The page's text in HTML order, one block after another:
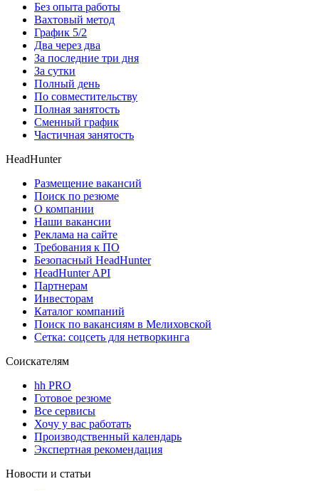
Без опыта работы
Вахтовый метод
График 5/2
Два через два
За последние три дня
За сутки
Полный день
По совместительству
Полная занятость
Сменный график
Частичная занятость
HeadHunter
Размещение вакансий
Поиск по резюме
О компании
Наши вакансии
Реклама на сайте
Требования к ПО
Безопасный HeadHunter
HeadHunter API
Партнерам
Инвесторам
Каталог компаний
Поиск по вакансиям в Мелиховской
Сетка: соцсеть для нетворкинга
Соискателям
hh PRO
Готовое резюме
Все сервисы
Хочу у вас работать
Производственный календарь
Экспертная рекомендация
Новости и статьи